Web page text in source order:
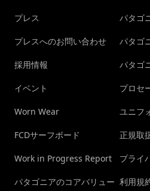
プレス
プレスへのお問い合わせ
採用情報
イベント
Worn Wear
FCDサーフボード
Work in Progress Report
パタゴニアのコアバリュー
パタゴ
パタゴ
パタゴ
プロセ
ユニフ
正規取
プライ
利用規